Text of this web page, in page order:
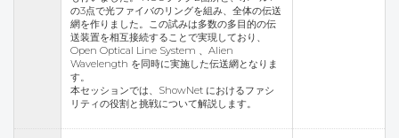
の3点で光ファイバのリングを組み、全体の伝送
網を作りました。この試みは多数の多目的の伝
送装置を相互接続することで実現しており、
Open Optical Line System 、Alien
Wavelength を同時に実施した伝送網となりま
す。
本セッションでは、ShowNet におけるファシ
リティの役割と挑戦について解説します。